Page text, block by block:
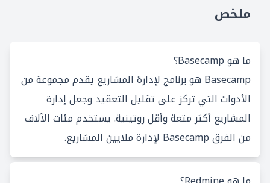
ملخص
ما هو Basecamp؟
Basecamp هو برنامج لإدارة المشاريع يقدم مجموعة من
الأدوات التي تركز على تقليل التعقيد وجعل إدارة
المشاريع أكثر متعة وأقل روتينية. يستخدم مئات الآلاف
من الفرق Basecamp لإدارة ملايين المشاريع.